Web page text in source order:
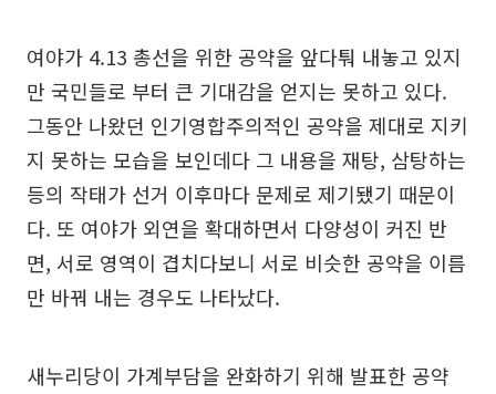
여야가 4.13 총선을 위한 공약을 앞다퉈 내놓고 있지
만 국민들로 부터 큰 기대감을 얻지는 못하고 있다.
그동안 나왔던 인기영합주의적인 공약을 제대로 지키
지 못하는 모습을 보인데다 그 내용을 재탕, 삼탕하는
등의 작태가 선거 이후마다 문제로 제기됐기 때문이
다. 또 여야가 외연을 확대하면서 다양성이 커진 반
면, 서로 영역이 겹치다보니 서로 비슷한 공약을 이름
만 바꿔 내는 경우도 나타났다.
새누리당이 가계부담을 완화하기 위해 발표한 공약